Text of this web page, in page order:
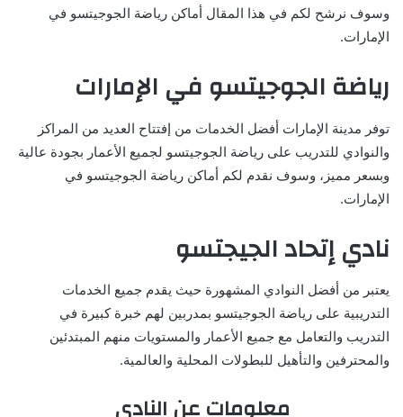
وسوف نرشح لكم في هذا المقال أماكن رياضة الجوجيتسو في
الإمارات.
رياضة الجوجيتسو في الإمارات
توفر مدينة الإمارات أفضل الخدمات من إفتتاح العديد من المراكز
والنوادي للتدريب على رياضة الجوجيتسو لجميع الأعمار بجودة عالية
وبسعر مميز، وسوف نقدم لكم أماكن رياضة الجوجيتسو في
الإمارات.
نادي إتحاد الجيجتسو
يعتبر من أفضل النوادي المشهورة حيث يقدم جميع الخدمات
التدريبية على رياضة الجوجيتسو بمدربين لهم خبرة كبيرة في
التدريب والتعامل مع جميع الأعمار والمستويات منهم المبتدئين
والمحترفين والتأهيل للبطولات المحلية والعالمية.
معلومات عن النادي